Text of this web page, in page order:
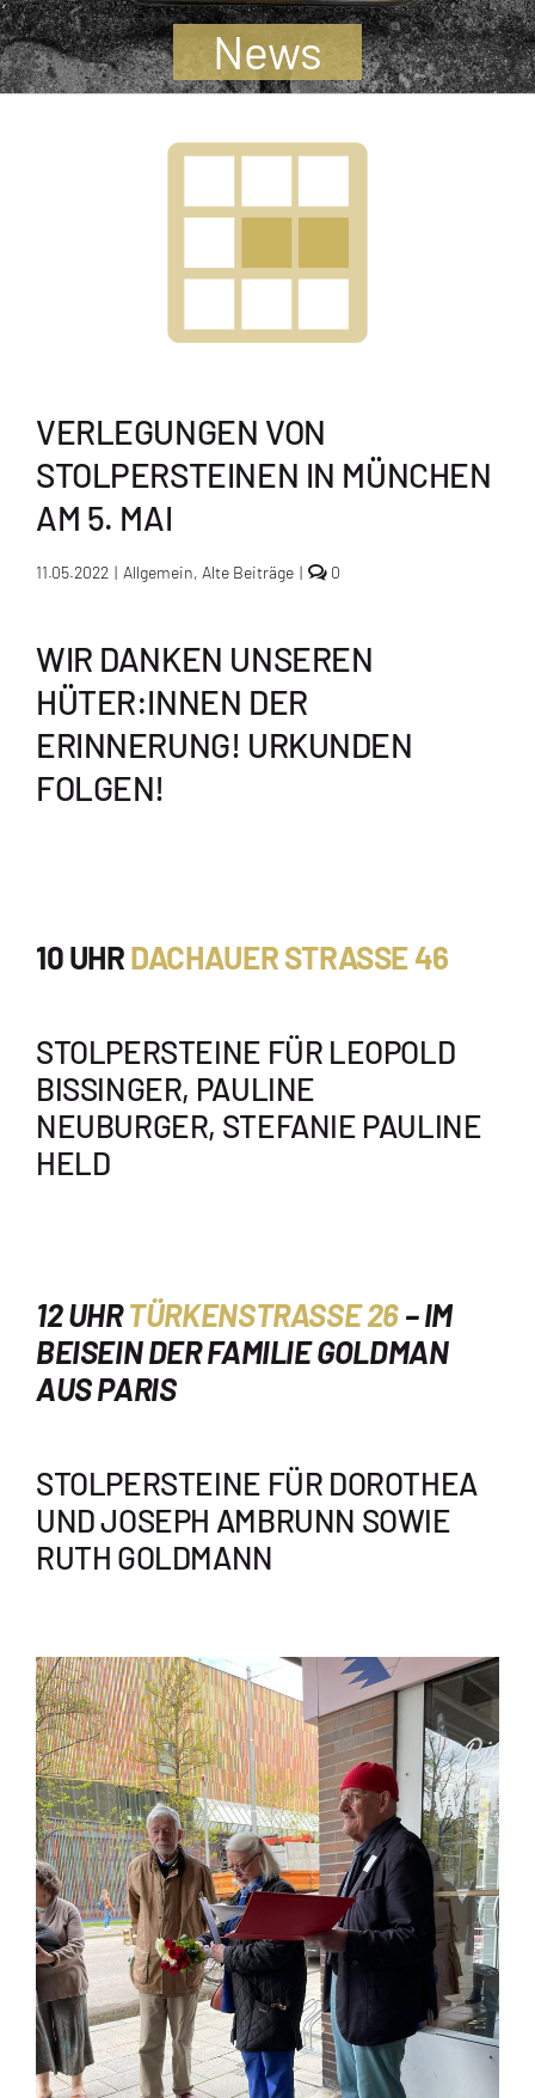
Jugendliche
Unterstützen
News
VERLEGUNGEN VON
STOLPERSTEINEN IN MÜNCHEN
AM 5. MAI
11.05.2022 | Allgemein, Alte Beiträge | 0comments
Stolpersteinen
in
5.
Mai
WIR DANKEN UNSEREN
HÜTER:INNEN DER
ERINNERUNG! URKUNDEN
FOLGEN!
10 UHRDACHAUER STRASSE 46
STOLPERSTEINE FÜR LEOPOLD
BISSINGER, PAULINE
NEUBURGER, STEFANIE PAULINE
HELD
12 UHRTÜRKENSTRASSE 26
– IM
BEISEIN DER FAMILIE GOLDMAN
AUS PARIS
STOLPERSTEINE FÜR DOROTHEA
UND JOSEPH AMBRUNN SOWIE
RUTH GOLDMANN